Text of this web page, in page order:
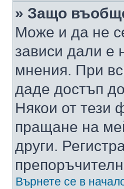
» Защо
Може и да не
зависи дали е
мнения. При
даде достъп
Някои от тези
пращане на
други.
Върнете се в